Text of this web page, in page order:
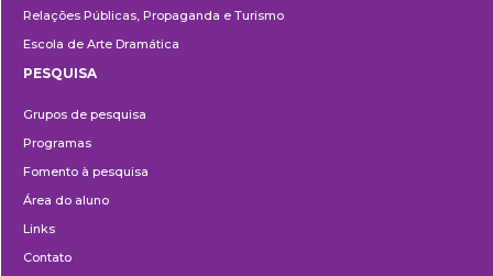
Relações Públicas, Propaganda e Turismo
Escola de Arte Dramática
PESQUISA
Grupos de pesquisa
Programas
Fomento à pesquisa
Área do aluno
Links
Contato